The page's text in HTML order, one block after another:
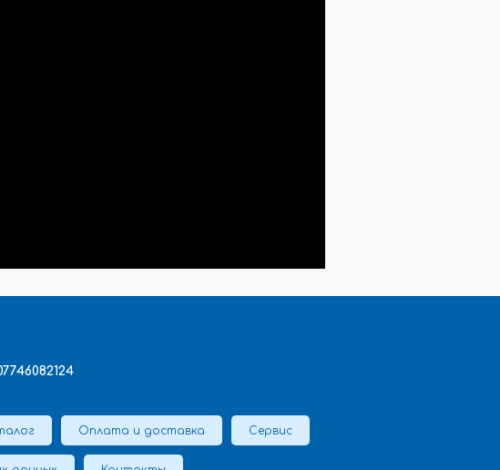
Оплата и доставка Сервис